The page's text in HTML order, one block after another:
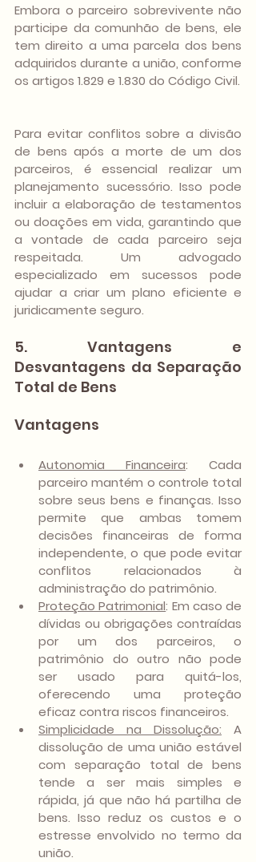
Embora o parceiro sobrevivente não
participe da comunhão de bens, ele
tem direito a uma parcela dos bens
adquiridos durante a união, conforme
os artigos 1.829 e 1.830 do Código Civil.
Para evitar conflitos sobre a divisão
de bens após a morte de um dos
parceiros, é essencial realizar um
planejamento sucessório. Isso pode
incluir a elaboração de testamentos
ou doações em vida, garantindo que
a vontade de cada parceiro seja
respeitada. Um advogado
especializado em sucessos pode
ajudar a criar um plano eficiente e
juridicamente seguro.
5. Vantagens e
Desvantagens da Separação
Total de Bens
Vantagens
Autonomia Financeira: Cada
parceiro mantém o controle total
sobre seus bens e finanças. Isso
permite que ambas tomem
decisões financeiras de forma
independente, o que pode evitar
conflitos relacionados à
administração do patrimônio.
Proteção Patrimonial: Em caso de
dívidas ou obrigações contraídas
por um dos parceiros, o
patrimônio do outro não pode
ser usado para quitá-los,
oferecendo uma proteção
eficaz contra riscos financeiros.
Simplicidade na Dissolução: A
dissolução de uma união estável
com separação total de bens
tende a ser mais simples e
rápida, já que não há partilha de
bens. Isso reduz os custos e o
estresse envolvido no termo da
união.